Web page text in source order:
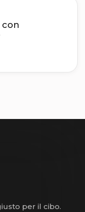
per il cibo.